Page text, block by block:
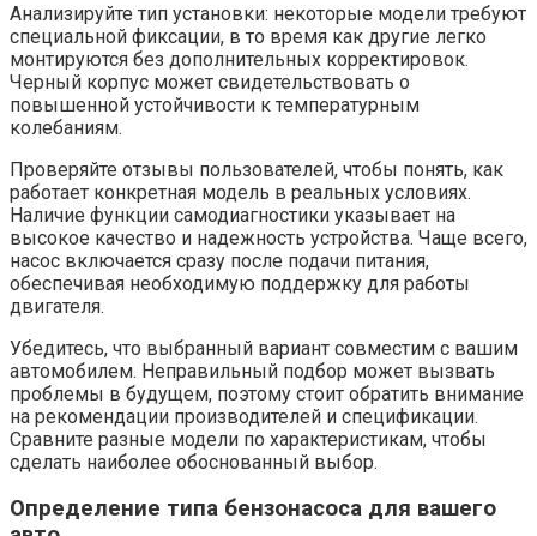
Анализируйте тип установки: некоторые модели требуют
специальной фиксации, в то время как другие легко
монтируются без дополнительных корректировок.
Черный корпус может свидетельствовать о
повышенной устойчивости к температурным
колебаниям.
Проверяйте отзывы пользователей, чтобы понять, как
работает конкретная модель в реальных условиях.
Наличие функции самодиагностики указывает на
высокое качество и надежность устройства. Чаще всего,
насос включается сразу после подачи питания,
обеспечивая необходимую поддержку для работы
двигателя.
Убедитесь, что выбранный вариант совместим с вашим
автомобилем. Неправильный подбор может вызвать
проблемы в будущем, поэтому стоит обратить внимание
на рекомендации производителей и спецификации.
Сравните разные модели по характеристикам, чтобы
сделать наиболее обоснованный выбор.
Определение типа бензонасоса для вашего